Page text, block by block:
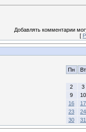
Добавлять комментарии
[
Пн Вт
2
3
9
10
16
17
23
24
30
31